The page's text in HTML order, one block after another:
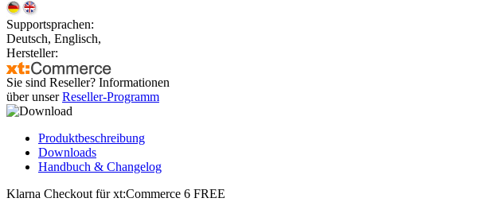
Supportsprachen:
Deutsch, Englisch,
Hersteller:
Sie sind Reseller? Informationen
über unserReseller-Programm
Produktbeschreibung
Downloads
Handbuch & Changelog
Klarna Checkout für xt:Commerce 6 FREE